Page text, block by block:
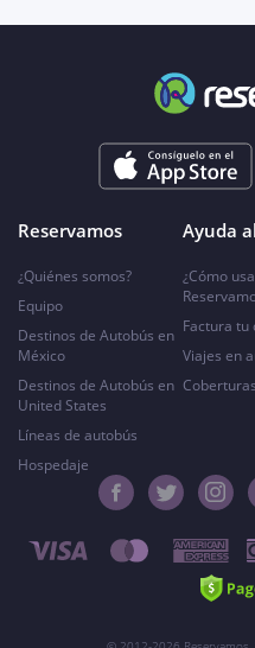
Reservamos
¿Quiénes somos?
Equipo
Destinos de Autobús en
México
Destinos de Autobús en
United States
Líneas de autobús
Hospedaje
Ayuda
¿Cómo
Factura tu
Viajes en